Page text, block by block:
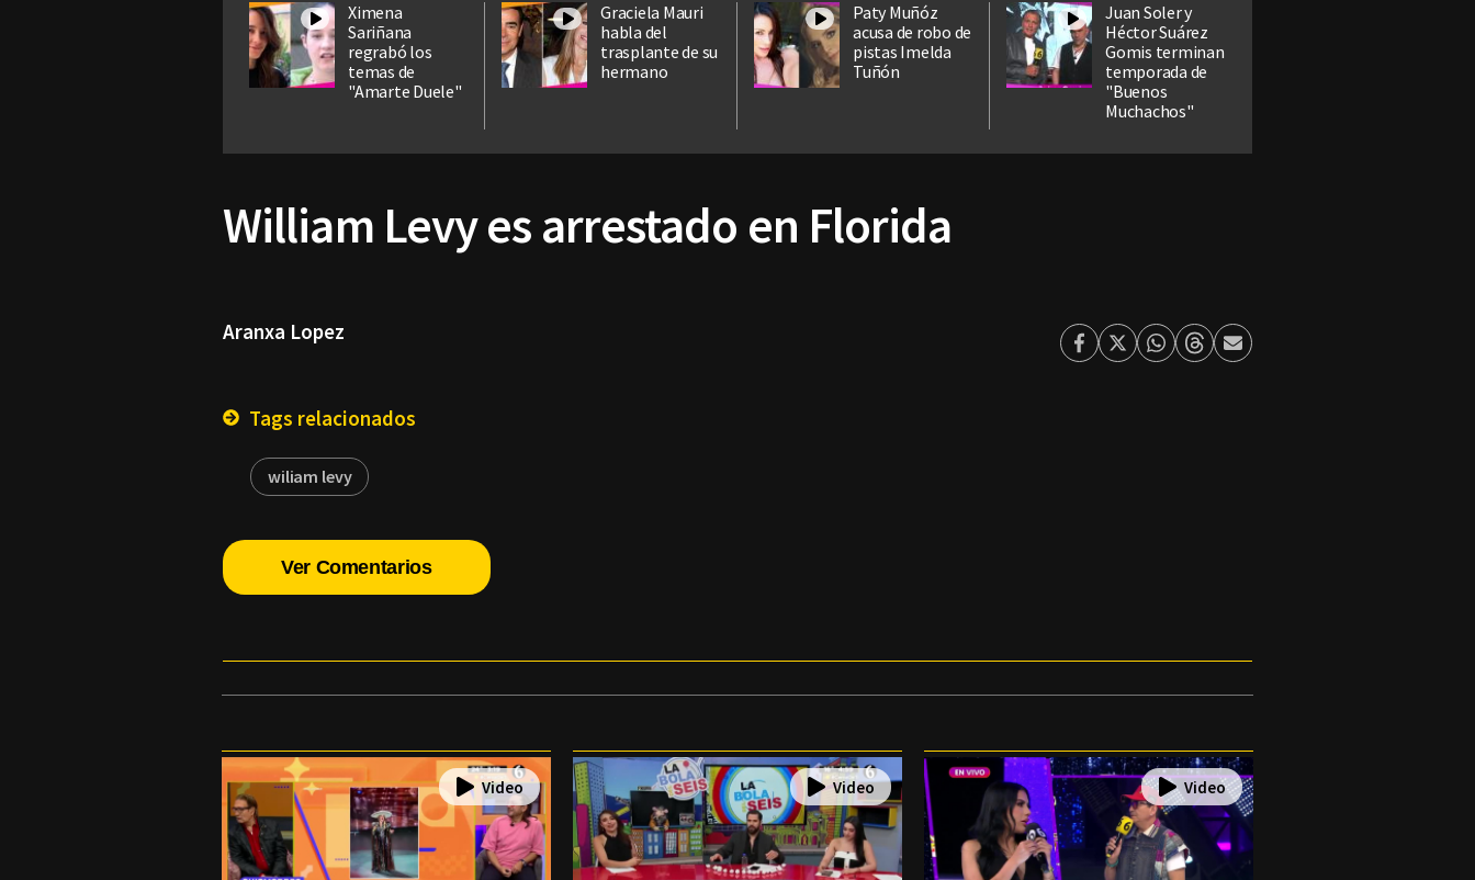
Ximena
Sariñana
regrabó los
temas de
"Amarte Duele"
Graciela Mauri
habla del
trasplante de su
hermano
Paty Muñóz
acusa de robo de
pistas Imelda
Tuñón
Juan Soler y
Héctor Suárez
Gomis terminan
temporada de
"Buenos
Muchachos"
William Levy es arrestado en Florida
Aranxa Lopez
Facebook
TwitterWhatsapp
ThreadsEnviar
Tags relacionados
wiliam levy
Ver Comentarios